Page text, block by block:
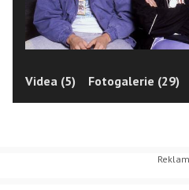
Videa (5) Fotogalerie (29)